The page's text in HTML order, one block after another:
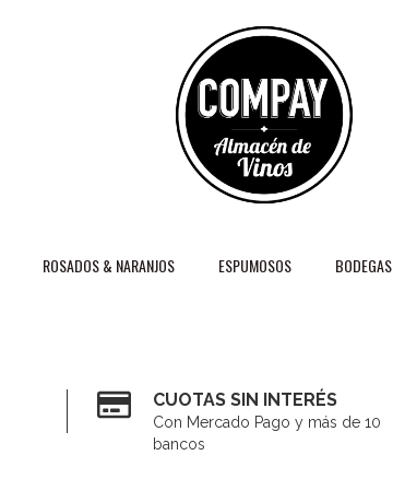
ROSADOS & NARANJOS ESPUMOSOS BODEGAS
CUOTAS SIN INTERÉS
Con Mercado Pago y más de 10
bancos